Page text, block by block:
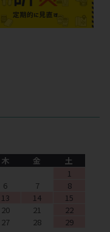
木 金
土
1
6 7
8
13 14
15
20 21
22
27 28
29